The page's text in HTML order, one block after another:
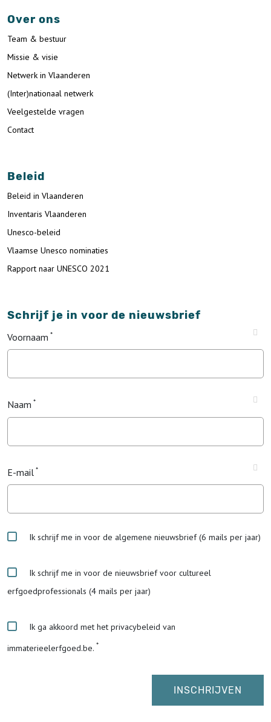
Over ons
Team & bestuur
Missie & visie
Netwerk in Vlaanderen
(Inter)nationaal netwerk
Veelgestelde vragen
Contact
Beleid
Beleid in Vlaanderen
Inventaris Vlaanderen
Unesco-beleid
Vlaamse Unesco nominaties
Rapport naar UNESCO 2021
Schrijf je in voor de nieuwsbrief
Voornaam
Naam
E-mail
Ik schrijf me in voor de algemene nieuwsbrief (6 mails per jaar)
Ik schrijf me in voor de nieuwsbrief voor cultureel
erfgoedprofessionals (4 mails per jaar)
Ik ga akkoord met het privacybeleid van
immaterieelerfgoed.be.